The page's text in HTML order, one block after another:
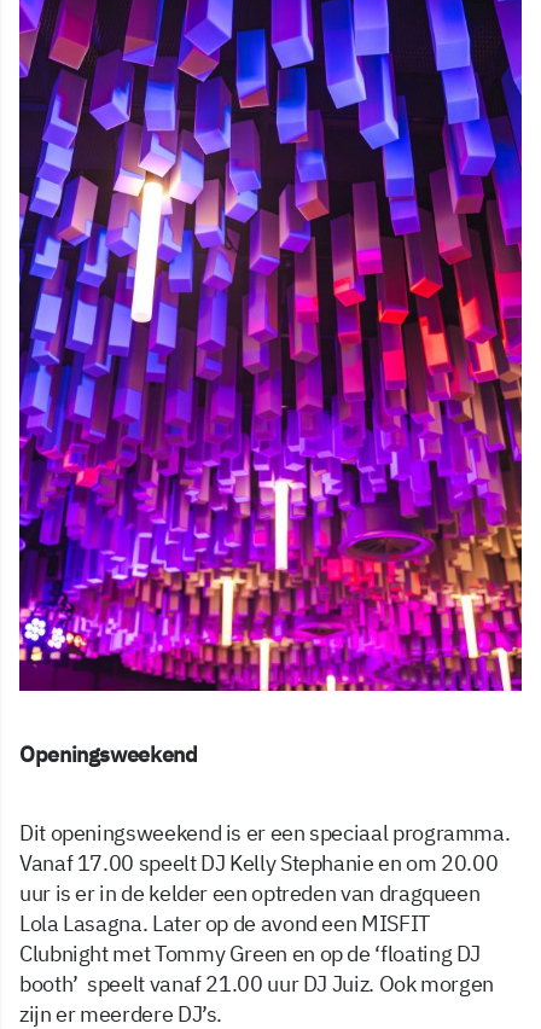
Openingsweekend
Dit openingsweekend is er een speciaal programma.
Vanaf 17.00 speelt DJ Kelly Stephanie en om 20.00
uur is er in de kelder een optreden van dragqueen
Lola Lasagna. Later op de avond een MISFIT
Clubnight met Tommy Green en op de ‘floating DJ
booth’ speelt vanaf 21.00 uur DJ Juiz. Ook morgen
zijn er meerdere DJ’s.